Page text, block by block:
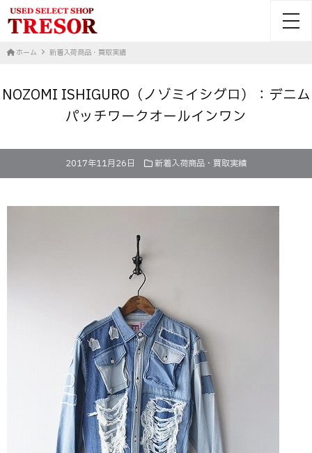
ホーム 新着入荷商品・買取実績
NOZOMI ISHIGURO（ノゾミイシグロ）：デニム
パッチワークオールインワン
2017年11月26日 新着入荷商品・買取実績